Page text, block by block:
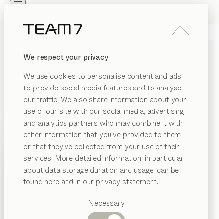
We respect your privacy
We use cookies to personalise content and ads,
to provide social media features and to analyse
our traffic. We also share information about your
use of our site with our social media, advertising
and analytics partners who may combine it with
other information that you’ve provided to them
or that they’ve collected from your use of their
services. More detailed information, in particular
about data storage duration and usage, can be
found here and in our privacy statement.
Necessary
PRODUKTE
INSPIRATION
HÄNDLER
Vorgeschlagene
Kategorien
PRODUKTE
INSPIRATION
ÜBER UNS
MODERNE SEKRETÄRE
AUS MASSIVHOLZ
Unsere Sekretäre aus Massivholz sorgen für einen
stilvollen Arbeitsplatz und bestechen durch ihr edles
Design. Ausgestattet mit Fächern und Schubladen,
bieten sie reichlich Stauraum und bringen System in Ihr
Arbeitsumfeld. Im Handumdrehen lassen sie sich von
einer eleganten Kommode in ein vollwertiges Office
verwandeln.
...mehr lesen
ANZEIGEN